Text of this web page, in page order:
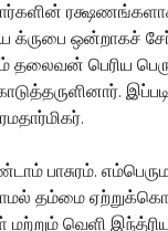
க்ருபை ஒன்றாகச்
தலைவன் பெரிய
பாசுரம்.
தம்மை
மற்றும் வெளி